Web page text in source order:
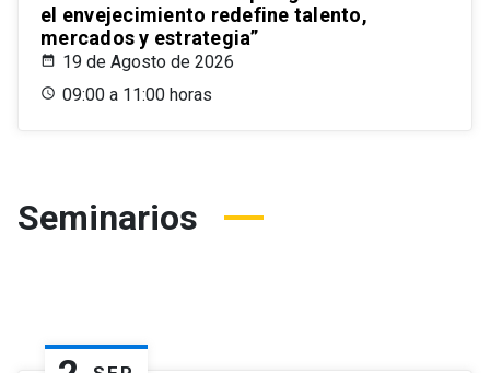
el envejecimiento redefine talento,
mercados y estrategia”
19 de Agosto de 2026
09:00 a 11:00 horas
Seminarios